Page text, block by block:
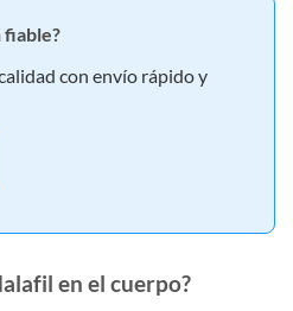
fiable?
con envío rápido y
en el cuerpo?